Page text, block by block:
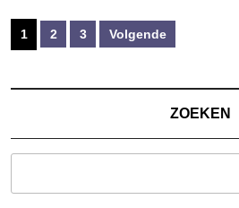
Berichten
paginering
1 2 3 Volgende
ZOEKEN